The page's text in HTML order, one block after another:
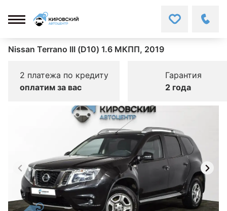
Nissan Terrano III (D10) 1.6 МКПП, 2019
2 платежа по кредиту
оплатим за вас
Гарантия
2 года